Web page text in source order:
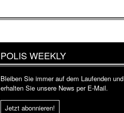
POLIS WEEKLY
Bleiben Sie immer auf dem Laufenden und
erhalten Sie unsere News per E-Mail.
Jetzt abonnieren!